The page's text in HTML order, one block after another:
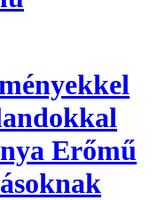
Erőmű